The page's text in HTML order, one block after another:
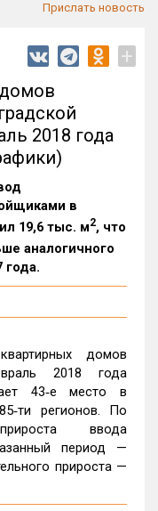
Прислать новость
+
2018 года
в
19,6 тыс. м2, что
аналогичного
года.
домов
2018 года
43‑е место в
регионов. По
ввода
период —
прироста —